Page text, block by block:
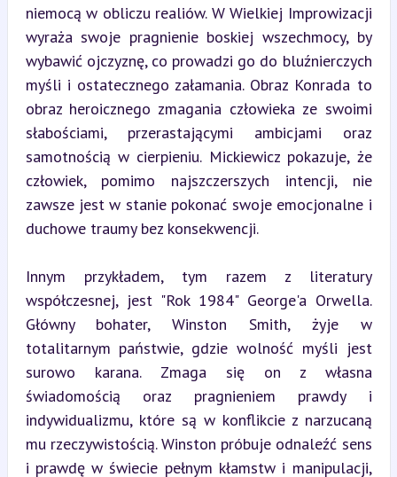
niemocą w obliczu realiów. W Wielkiej Improwizacji
wyraża swoje pragnienie boskiej wszechmocy, by
wybawić ojczyznę, co prowadzi go do bluźnierczych
myśli i ostatecznego załamania. Obraz Konrada to
obraz heroicznego zmagania człowieka ze swoimi
słabościami, przerastającymi ambicjami oraz
samotnością w cierpieniu. Mickiewicz pokazuje, że
człowiek, pomimo najszczerszych intencji, nie
zawsze jest w stanie pokonać swoje emocjonalne i
duchowe traumy bez konsekwencji.
Innym przykładem, tym razem z literatury
współczesnej, jest "Rok 1984" George'a Orwella.
Główny bohater, Winston Smith, żyje w
totalitarnym państwie, gdzie wolność myśli jest
surowo karana. Zmaga się on z własna
świadomością oraz pragnieniem prawdy i
indywidualizmu, które są w konflikcie z narzucaną
mu rzeczywistością. Winston próbuje odnaleźć sens
i prawdę w świecie pełnym kłamstw i manipulacji,